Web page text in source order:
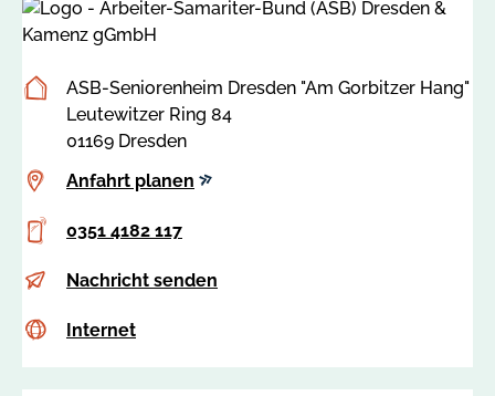
Postanschrift
ASB-Seniorenheim Dresden "Am Gorbitzer Hang"
Leutewitzer Ring 84
01169 Dresden
Anfahrt
Anfahrt planen
Telefon
0351 4182 117
s
w
Nachricht senden
Internet
c
Internet